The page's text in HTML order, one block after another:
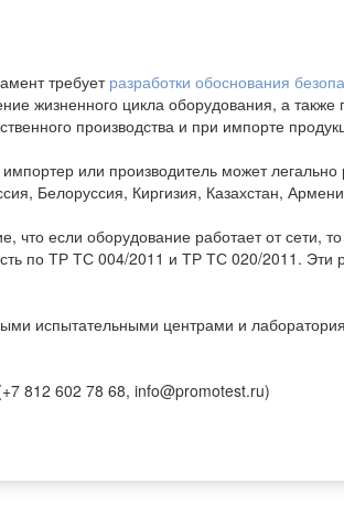
требует разработки обоснования
жизненного цикла оборудования, а
производства и при импорте
или производитель может
Белоруссия, Киргизия, Казахстан,
если оборудование работает от сети,
по ТР ТС 004/2011 и ТР ТС 020/2011. Эти
испытательными центрами и
812 602 78 68, info@promotest.ru)